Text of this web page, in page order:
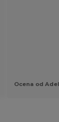
Ocena od